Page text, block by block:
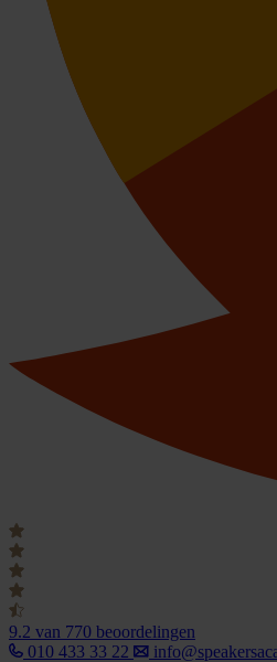
9.2 van 770 beoordelingen
010 433 33 22